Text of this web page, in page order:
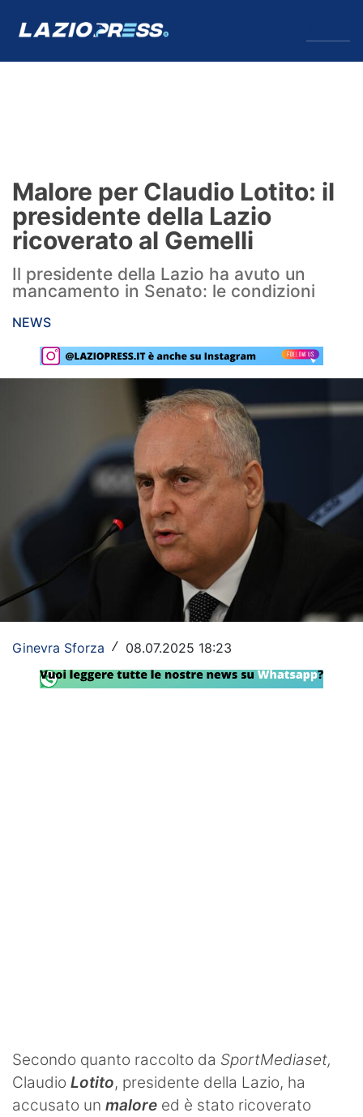
Formello
Infortuni
Primavera
Calciomercato
Lazio Women
Serie A
Champions League
Europa League
Altri Sport
Tennis
Malore per Claudio Lotito: il
presidente della Lazio
ricoverato al Gemelli
Il presidente della Lazio ha avuto un
mancamento in Senato: le condizioni
NEWS
Ginevra Sforza / 08.07.2025 18:23
Secondo quanto raccolto da SportMediaset,
Claudio Lotito, presidente della Lazio, ha
accusato un malore ed è stato ricoverato